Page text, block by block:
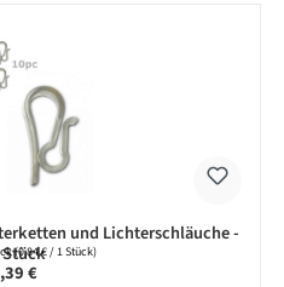
und Lichterschläuche -
(0,84 € / 1 Stück)
Preis:
€